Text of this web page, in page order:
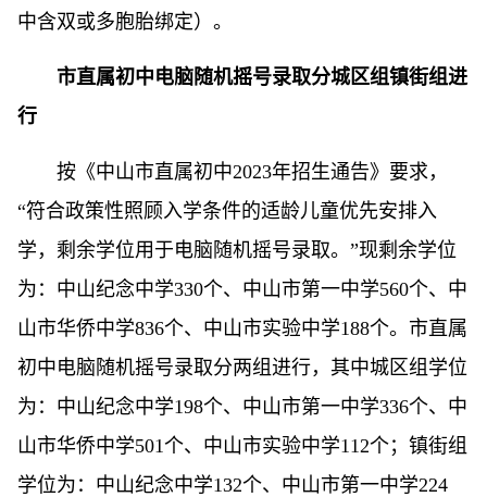
中含双或多胞胎绑定）。
市直属初中电脑随机摇号录取分城区组镇街组进
行
按《中山市直属初中2023年招生通告》要求，
“符合政策性照顾入学条件的适龄儿童优先安排入
学，剩余学位用于电脑随机摇号录取。”现剩余学位
为：中山纪念中学330个、中山市第一中学560个、中
山市华侨中学836个、中山市实验中学188个。市直属
初中电脑随机摇号录取分两组进行，其中城区组学位
为：中山纪念中学198个、中山市第一中学336个、中
山市华侨中学501个、中山市实验中学112个；镇街组
学位为：中山纪念中学132个、中山市第一中学224